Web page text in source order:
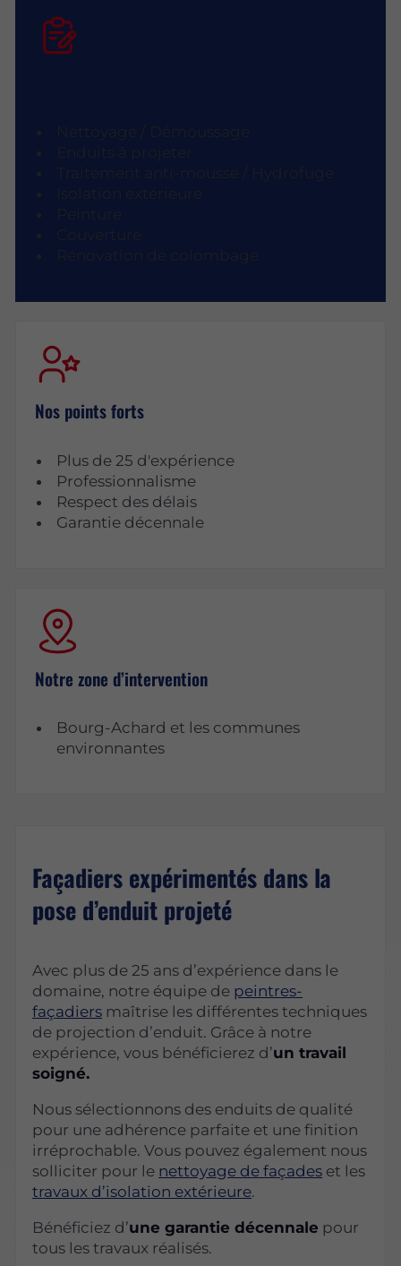
Nos points forts
Plus de 25 d'expérience
Professionnalisme
Respect des délais
Garantie décennale
Notre zone d’intervention
Bourg-Achard et les communes
environnantes
Façadiers expérimentés dans la
pose d’enduit projeté
Avec plus de 25 ans d’expérience dans le
domaine, notre équipe de peintres-
façadiers maîtrise les différentes techniques
de projection d’enduit. Grâce à notre
expérience, vous bénéficierez d’un travail
soigné.
Nous sélectionnons des enduits de qualité
pour une adhérence parfaite et une finition
irréprochable. Vous pouvez également nous
solliciter pour le nettoyage de façades et les
travaux d’isolation extérieure.
Bénéficiez d’une garantie décennale pour
tous les travaux réalisés.